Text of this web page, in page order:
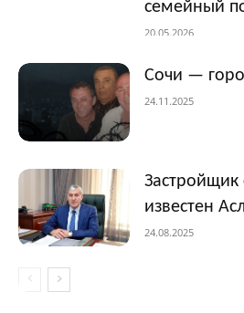
семейный
20.05.2026
Сочи —
24.11.2025
известен
24.08.2025